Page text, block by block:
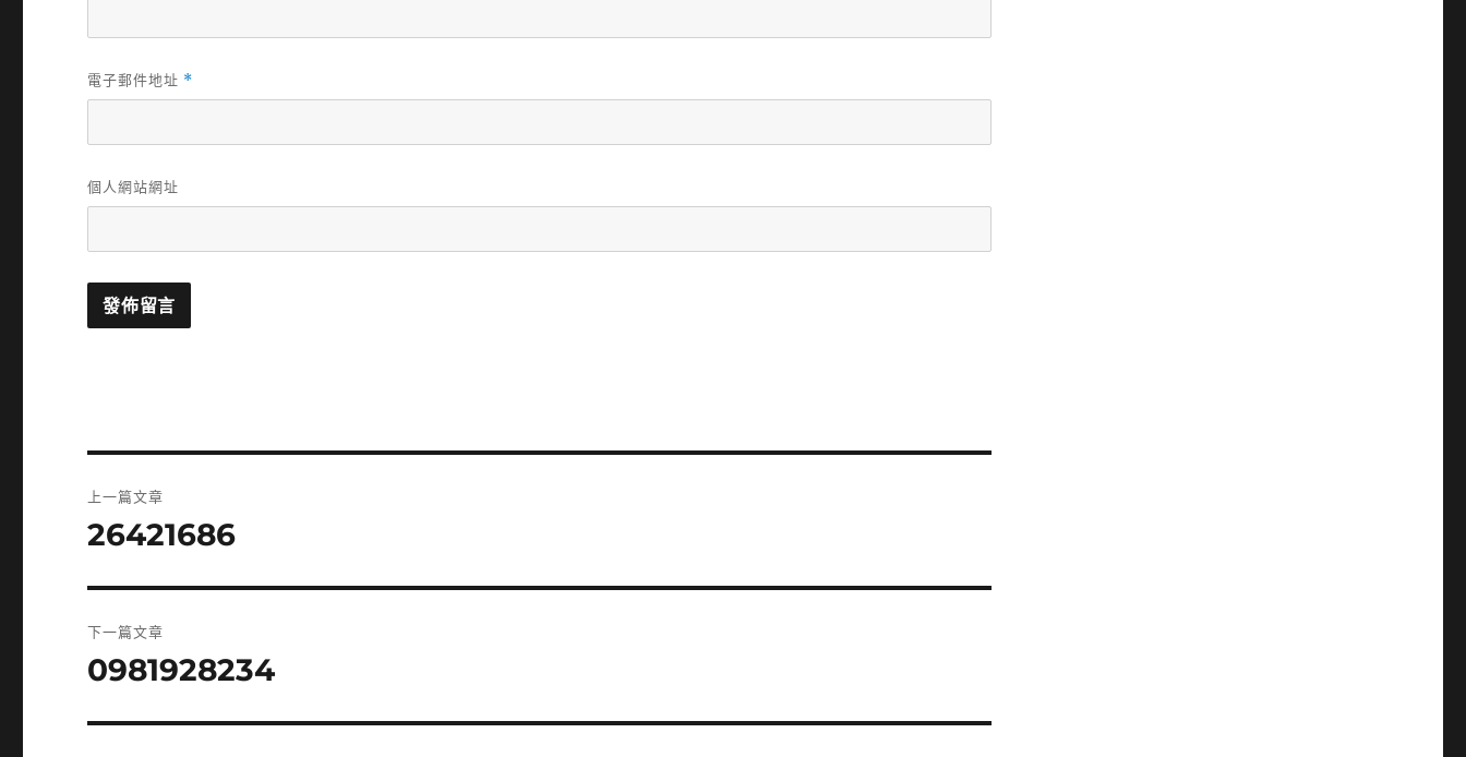
電子郵件地址 *
個人網站網址
章
上一篇文章
上
篇
文
26421686
下一篇文章
下
篇
0981928234